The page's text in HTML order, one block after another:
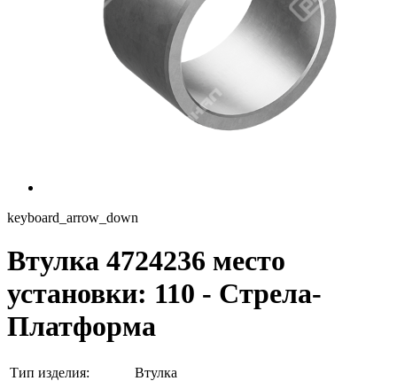
keyboard_arrow_down
Втулка 4724236 место
установки: 110 - Стрела-
Платформа
Тип изделия:
Втулка